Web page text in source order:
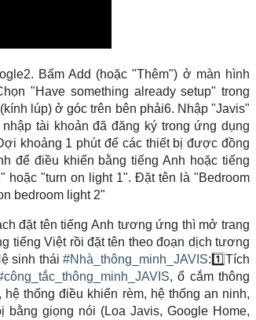
Bấm Add (hoặc "Thêm") ở màn hình
"Have something already setup" trong
lúp) ở góc trên bên phải6. Nhập "Javis"
tài khoản đã đăng ký trong ứng dụng
khoảng 1 phút để các thiết bị được đồng
để điều khiển bằng tiếng Anh hoặc tiếng
hoặc "turn on light 1". Đặt tên là "Bedroom
bedroom light 2"
đặt tên tiếng Anh tương ứng thì mở trang
tiếng Việt rồi đặt tên theo đoạn dịch tương
sinh thái #Nhà_thông_minh_JAVIS: 1️⃣Tích
công_tắc_thông_minh_JAVIS, ổ cắm thông
thống điều khiển rèm, hệ thống an ninh,
giọng nói (Loa Javis, Google Home,